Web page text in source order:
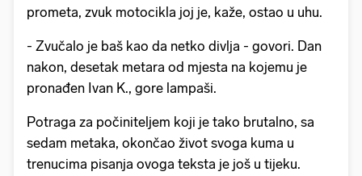
prometa, zvuk motocikla joj je, kaže, ostao u uhu.
- Zvučalo je baš kao da netko divlja - govori. Dan
nakon, desetak metara od mjesta na kojemu je
pronađen Ivan K., gore lampaši.
Potraga za počiniteljem koji je tako brutalno, sa
sedam metaka, okončao život svoga kuma u
trenucima pisanja ovoga teksta je još u tijeku.